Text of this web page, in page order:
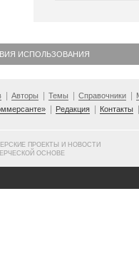
ИСПОЛЬЗОВАНИЯ
Авторы Темы Справочники
Редакция Контакты
ПРОЕКТЫ И НОВОСТИ
ОСНОВЕ